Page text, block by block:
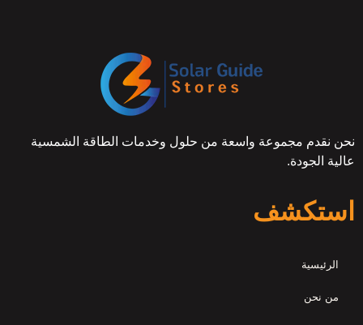
نحن نقدم مجموعة واسعة من حلول وخدمات الطاقة الشمسية
عالية الجودة.
استكشف
الرئيسية
من نحن